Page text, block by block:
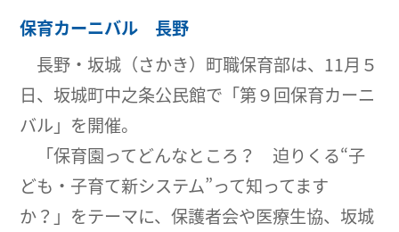
保育カーニバル 長野
長野・坂城（さかき）町職保育部は、11月５
日、坂城町中之条公民館で「第９回保育カーニ
バル」を開催。
「保育園ってどんなところ？ 迫りくる“子
ども・子育て新システム”って知ってます
か？」をテーマに、保護者会や医療生協、坂城